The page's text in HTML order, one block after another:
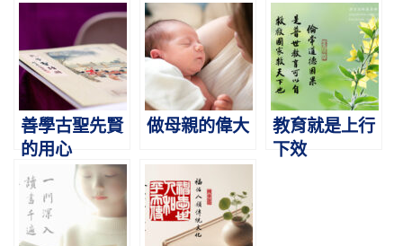
善學古聖先賢
的用心
做母親的偉大
教育就是上行
下效